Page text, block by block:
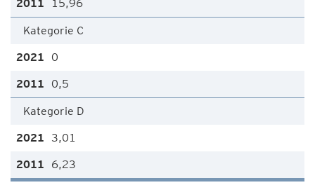
15,96
Kategorie C
0
0,5
Kategorie D
3,01
6,23